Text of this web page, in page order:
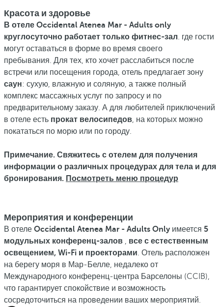
Красота и здоровье
В отеле Occidental Atenea Mar - Adults only
круглосуточно работает только фитнес-зал. где гости
могут оставаться в форме во время своего
пребывания. Для тех, кто хочет расслабиться после
встречи или посещения города, отель предлагает зону
саун: сухую, влажную и соляную, а также полный
комплекс массажных услуг по запросу и по
предварительному заказу. А для любителей приключений
в отеле есть прокат велосипедов, на которых можно
покататься по морю или по городу.
Примечание. Свяжитесь с отелем для получения
информации о различных процедурах для тела и для
бронирования. Посмотреть меню процедур
Мероприятия и конференции
В отеле Occidental Atenea Mar - Adults Only имеется 5
модульных конференц-залов , все с естественным
освещением, Wi-Fi и проекторами. Отель расположен
на берегу моря в Мар-Белле, недалеко от
Международного конференц-центра Барселоны (CCIB),
что гарантирует спокойствие и возможность
сосредоточиться на проведении ваших мероприятий.